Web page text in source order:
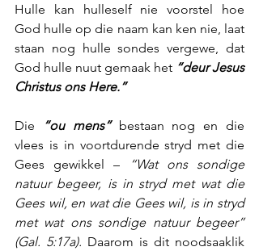
Hulle kan hulleself nie voorstel hoe
God hulle op die naam kan ken nie, laat
staan nog hulle sondes vergewe, dat
God hulle nuut gemaak het “deur Jesus
Christus ons Here.”
Die “ou mens” bestaan nog en die
vlees is in voortdurende stryd met die
Gees gewikkel –
“Wat ons sondige
natuur begeer, is in stryd met wat die
Gees wil, en wat die Gees wil, is in stryd
met wat ons sondige natuur begeer”
(Gal. 5:17a). Daarom is dit noodsaaklik